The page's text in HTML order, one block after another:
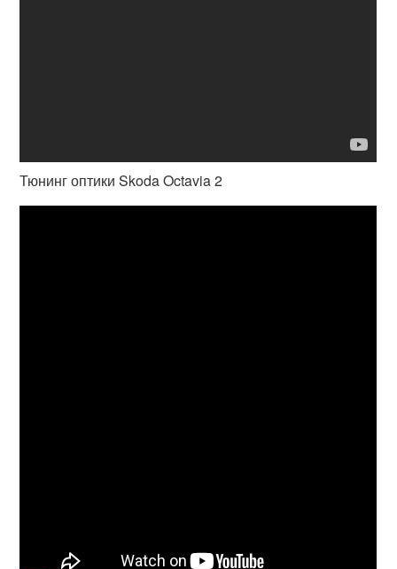
Тюнинг оптики Skoda Octavia 2